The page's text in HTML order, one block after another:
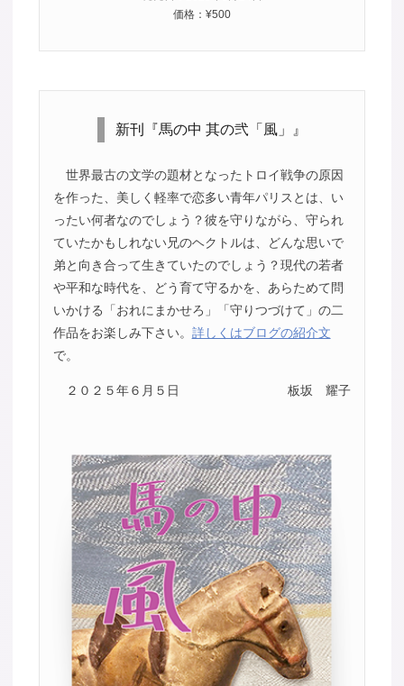
価格：¥500
新刊『馬の中 其の弐「風」』
世界最古の文学の題材となったトロイ戦争の原因
を作った、美しく軽率で恋多い青年パリスとは、い
ったい何者なのでしょう？彼を守りながら、守られ
ていたかもしれない兄のヘクトルは、どんな思いで
弟と向き合って生きていたのでしょう？現代の若者
や平和な時代を、どう育て守るかを、あらためて問
いかける「おれにまかせろ」「守りつづけて」の二
作品をお楽しみ下さい。 詳しくはブログの紹介文
で。
２０２５年６月５日 板坂 耀子